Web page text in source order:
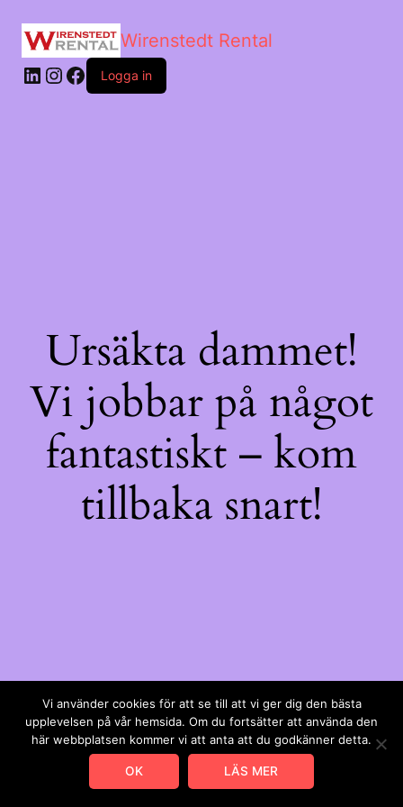
Wirenstedt Rental
Logga in
Ursäkta dammet!
Vi jobbar på något
fantastiskt – kom
tillbaka snart!
Vi använder cookies för att se till att vi ger dig den bästa
upplevelsen på vår hemsida. Om du fortsätter att använda den
här webbplatsen kommer vi att anta att du godkänner detta.
OK LÄS MER